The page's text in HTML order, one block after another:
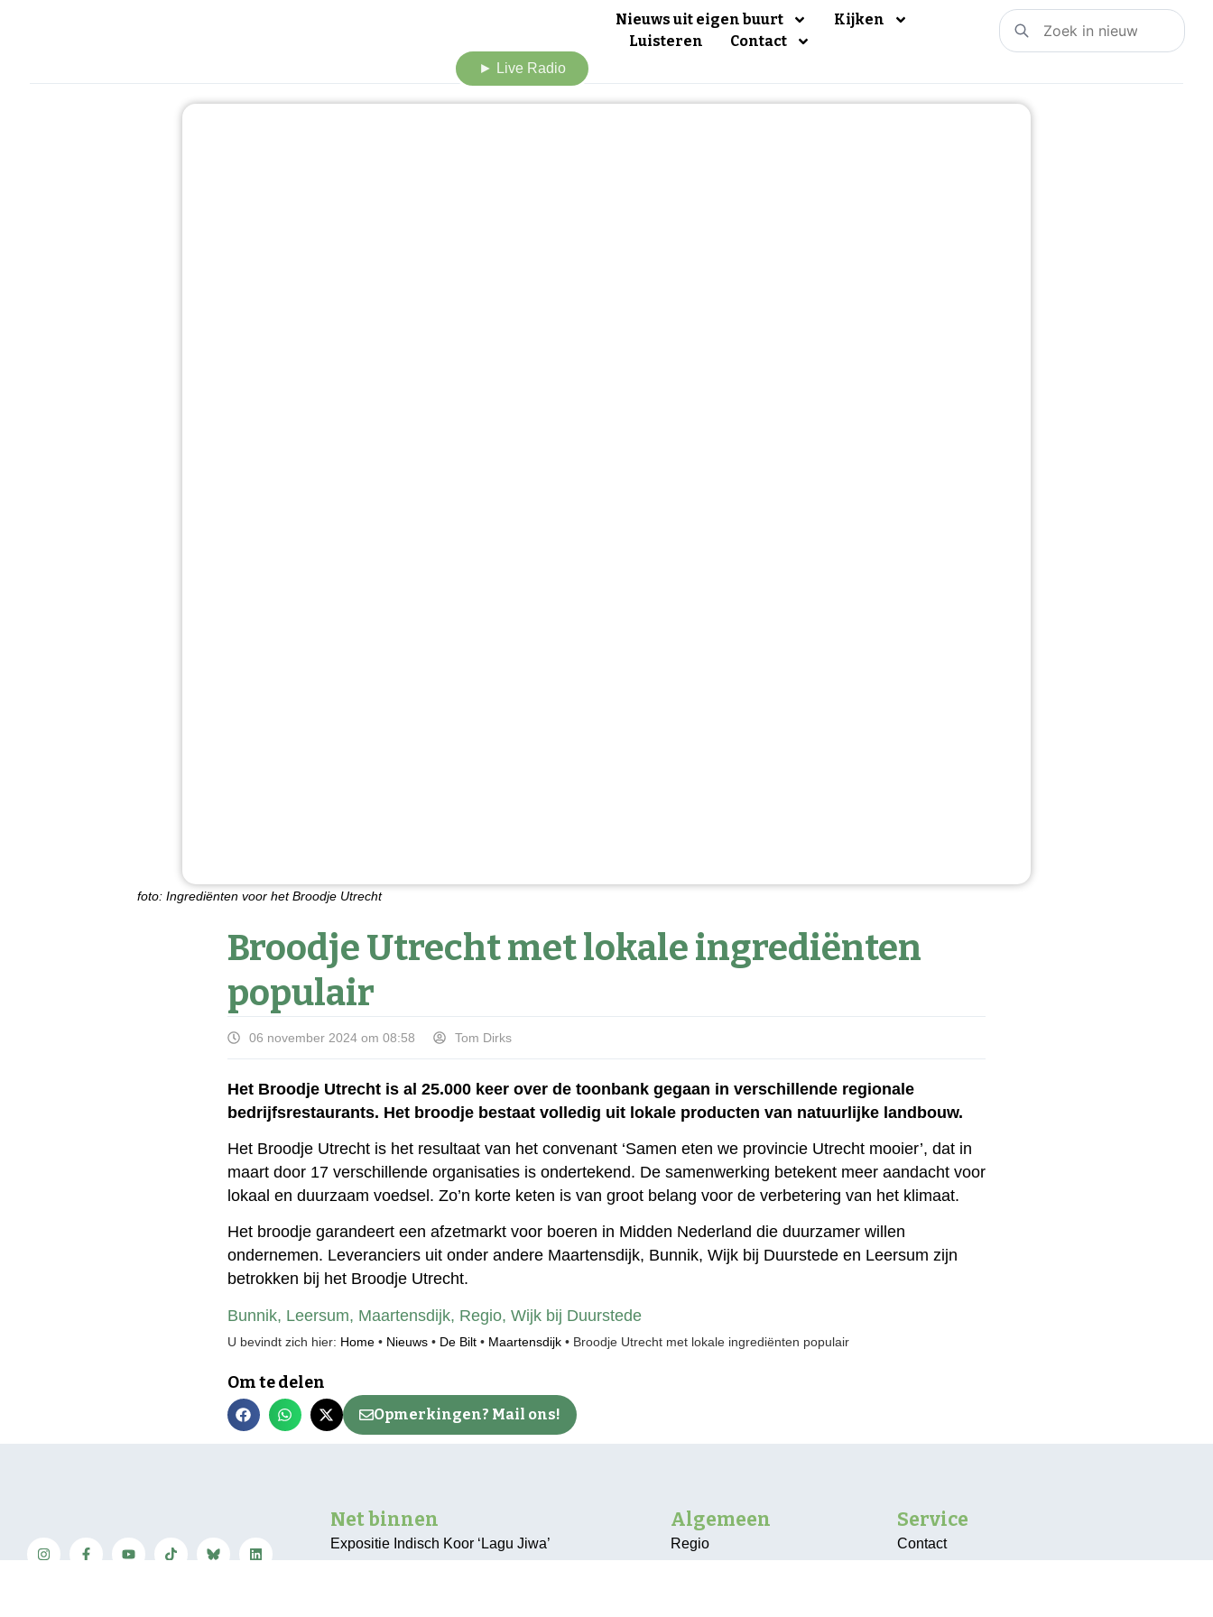
► Live Radio
Nieuws uit eigen buurt
Kijken
Luisteren
Contact
foto: Ingrediënten voor het Broodje Utrecht
Broodje Utrecht met lokale ingrediënten
populair
06 november 2024 om 08:58 Tom Dirks
Het Broodje Utrecht is al 25.000 keer over de toonbank gegaan in verschillende regionale
bedrijfsrestaurants. Het broodje bestaat volledig uit lokale producten van natuurlijke landbouw.
Het Broodje Utrecht is het resultaat van het convenant ‘Samen eten we provincie Utrecht mooier’, dat in
maart door 17 verschillende organisaties is ondertekend. De samenwerking betekent meer aandacht voor
lokaal en duurzaam voedsel. Zo’n korte keten is van groot belang voor de verbetering van het klimaat.
Het broodje garandeert een afzetmarkt voor boeren in Midden Nederland die duurzamer willen
ondernemen. Leveranciers uit onder andere Maartensdijk, Bunnik, Wijk bij Duurstede en Leersum zijn
betrokken bij het Broodje Utrecht.
Bunnik, Leersum, Maartensdijk, Regio, Wijk bij Duurstede
U bevindt zich hier: Home• Nieuws• De Bilt• Maartensdijk• Broodje Utrecht met lokale ingrediënten populair
Om te delen
Opmerkingen? Mail ons!
Net binnen
Expositie Indisch Koor ‘Lagu Jiwa’
Algemeen
Regio
Service
Contact